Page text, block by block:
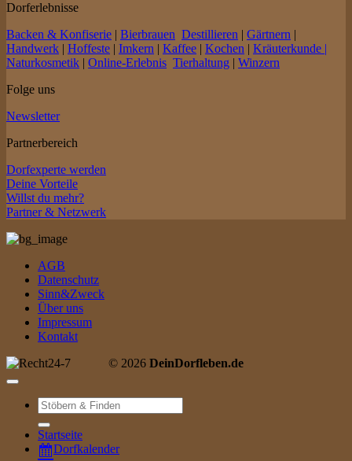
Dorferlebnisse
Backen & Konfiserie | Bierbrauen Destillieren | Gärtnern |
Handwerk | Hoffeste | Imkern | Kaffee | Kochen | Kräuterkunde |
Naturkosmetik | Online-Erlebnis Tierhaltung | Winzern
Folge uns
Newsletter
Partnerbereich
Dorfexperte werden
Deine Vorteile
Willst du mehr?
Partner & Netzwerk
AGB
Datenschutz
Sinn&Zweck
Über uns
Impressum
Kontakt
© 2026 DeinDorfleben.de
Suche
nach:
Startseite
Dorfkalender